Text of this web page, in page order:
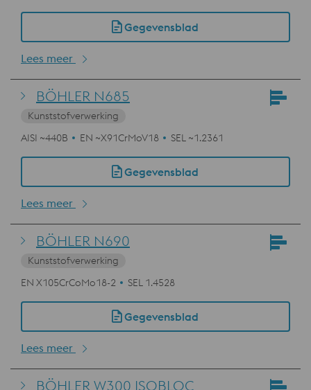
Gegevensblad
Lees meer
BÖHLER N685
Kunststofverwerking
AISI ~440B
EN ~X91CrMoV18 SEL ~1.2361
Gegevensblad
Lees meer
BÖHLER N690
Kunststofverwerking
EN X105CrCoMo18-2
SEL 1.4528
Gegevensblad
Lees meer
BÖHLER W300 ISOBLOC